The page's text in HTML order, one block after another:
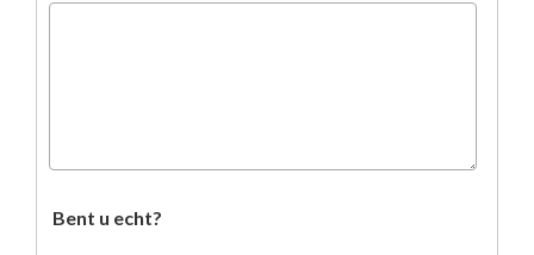
Bent u echt?